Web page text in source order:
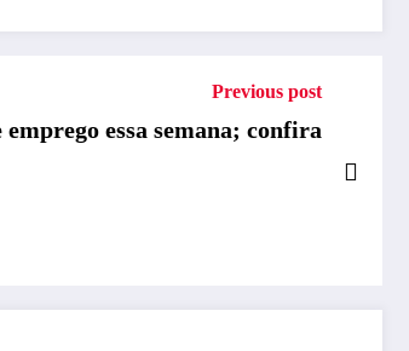
Previous post
essa semana; confira